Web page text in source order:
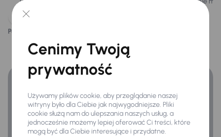
serwisową.
Podoba ci się ten opis?
Finansowanie
Zyskaj lepsze warunki finansowania niż v banku.
Cenimy Twoją
prywatność
Używamy plików cookie, aby przeglądanie naszej
witryny było dla Ciebie jak najwygodniejsze. Pliki
cookie służą nam do ulepszania naszych usług, a
jednocześnie możemy lepiej oferować Ci treści, które
mogą być dla Ciebie interesujące i przydatne.